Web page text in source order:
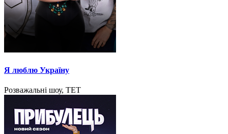
Я люблю Україну
Розважальні шоу, ТЕТ